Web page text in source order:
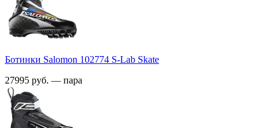
Ботинки Salomon 102774 S-Lab Skate
27995 руб. — пара